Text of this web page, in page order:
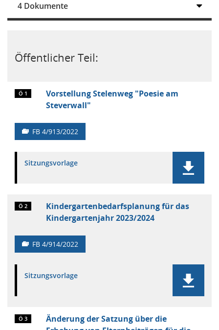
4 Dokumente
Öffentlicher Teil:
Ö 1
Vorstellung Stelenweg "Poesie am
Steverwall"
FB 4/913/2022
Sitzungsvorlage
Ö 2
Kindergartenbedarfsplanung für das
Kindergartenjahr 2023/2024
FB 4/914/2022
Sitzungsvorlage
Ö 3
Änderung der Satzung über die